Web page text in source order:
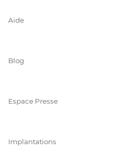
Aide
Blog
Espace Presse
Implantations